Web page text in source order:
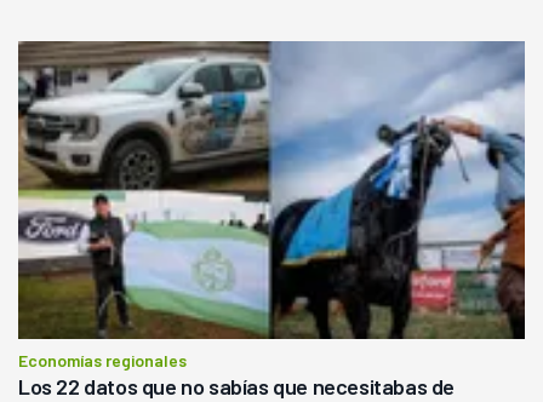
Economías regionales
Los 22 datos que no sabías que necesitabas de